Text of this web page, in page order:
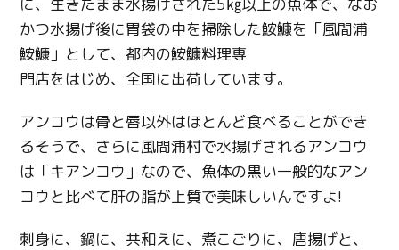
かつ水揚げ後に胃袋の中を掃除した鮟鱇を「風間浦
鮟鱇」として、都内の鮟鱇料理専
門店をはじめ、全国に出荷しています。
アンコウは骨と唇以外はほとんど食べることができ
るそうで、さらに風間浦村で水揚げされるアンコウ
は「キアンコウ」なので、魚体の黒い一般的なアン
コウと比べて肝の脂が上質で美味しいんですよ!
刺身に、鍋に、共和えに、煮こごりに、唐揚げと、